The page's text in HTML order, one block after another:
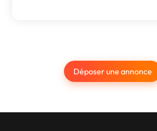
Déposer une annonce